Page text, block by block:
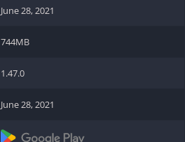
June 28, 2021
744MB
1.47.0
June 28, 2021